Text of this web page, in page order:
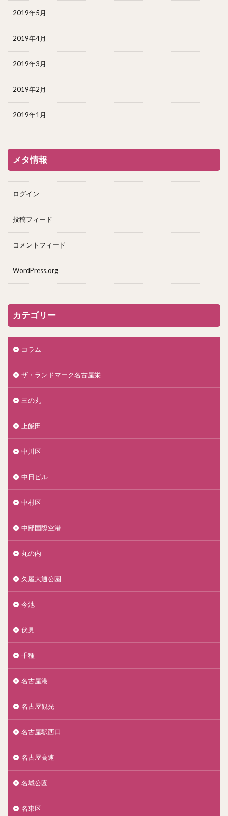
2019年5月
2019年4月
2019年3月
2019年2月
2019年1月
メタ情報
ログイン
投稿フィード
コメントフィード
WordPress.org
カテゴリー
コラム
ザ・ランドマーク名古屋栄
三の丸
上飯田
中川区
中日ビル
中村区
中部国際空港
丸の内
久屋大通公園
今池
伏見
千種
名古屋港
名古屋観光
名古屋駅西口
名古屋高速
名城公園
名東区